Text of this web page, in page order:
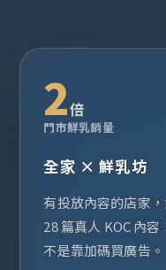
2倍
門市鮮乳銷量
全家 × 鮮乳坊
有投放內容的店家
28 篇真人 KOC 內
不是靠加碼買廣告。